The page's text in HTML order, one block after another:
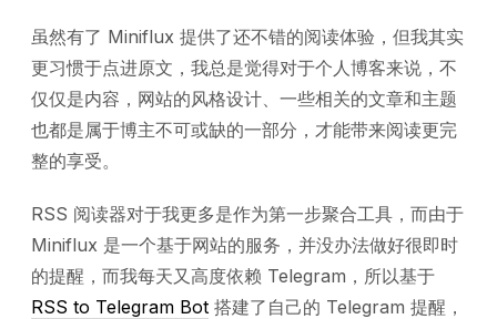
虽然有了 Miniflux 提供了还不错的阅读体验，但我其实
更习惯于点进原文，我总是觉得对于个人博客来说，不
仅仅是内容，网站的风格设计、一些相关的文章和主题
也都是属于博主不可或缺的一部分，才能带来阅读更完
整的享受。
RSS 阅读器对于我更多是作为第一步聚合工具，而由于
Miniflux 是一个基于网站的服务，并没办法做好很即时
的提醒，而我每天又高度依赖 Telegram，所以基于
RSS to Telegram Bot 搭建了自己的 Telegram 提醒，